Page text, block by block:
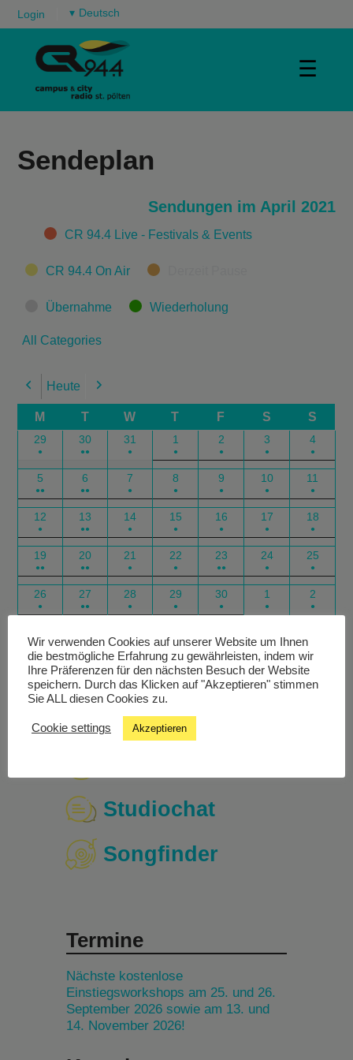
Login ▾
☰
Sendeplan
Sendungen im April 2021
CategoriesCR 94.4 Live - Festivals & Events
CR 94.4 On Air
Übernahme Wiederholung
All Categories
Previous
Heute Next
M T W T F S S
29
●
30
●●
31
●
1
●
2
●
3
●
4
●
5
●●
6
●●
7
●
8
●
9
●
10
●
11
●
12
●
13
●●
14
●
15
●
16
●
17
●
18
●
19
●●
20
●●
21
●
22
●
23
●●
24
●
25
●
26
●
27
●●
28
●
29
●
30
●
1
●
2
●
Subscribe
in
Google
Subscribe
in
Outlook
Export
for
Google
Export
for
Outlook
Studiochat
Songfinder
Termine
Nächste kostenlose
Einstiegsworkshops am 25. und 26.
September 2026 sowie am 13. und
14. November 2026!
Wir verwenden Cookies auf unserer Website um Ihnen
die bestmögliche Erfahrung zu gewährleisten, indem wir
Ihre Präferenzen für den nächsten Besuch der Website
speichern. Durch das Klicken auf "Akzeptieren" stimmen
Sie ALL diesen Cookies zu.
Cookie settings Akzeptieren